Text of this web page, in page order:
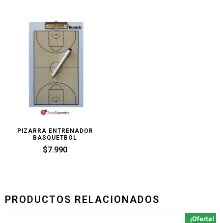
PIZARRA ENTRENADOR
BASQUETBOL
$7.990
PRODUCTOS RELACIONADOS
¡Oferta!